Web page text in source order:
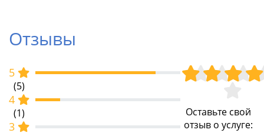
Отзывы
5
(5)
4
(1)
3
Оставьте свой
отзыв о услуге: